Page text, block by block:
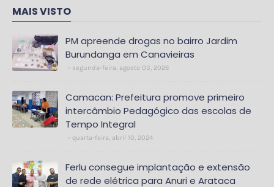
MAIS VISTO
PM apreende drogas no bairro Jardim
Burundanga em Canavieiras
segunda-feira, agosto 03, 2026
Camacan: Prefeitura promove primeiro
intercâmbio Pedagógico das escolas de
Tempo Integral
quarta-feira, abril 10, 2024
Ferlu consegue implantação e extensão
de rede elétrica para Anuri e Arataca